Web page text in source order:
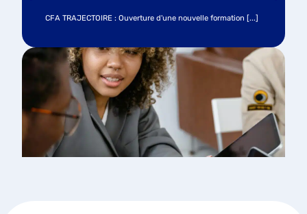
CFA TRAJECTOIRE : Ouverture d'une nouvelle formation [...]